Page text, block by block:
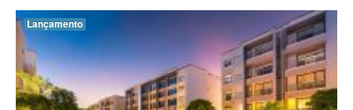
Lançamento